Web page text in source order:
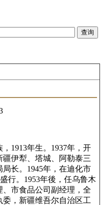
1913年生。1937年，开
疆伊犁、塔城、阿勒泰三
长。1945年，在迪化市
行。1953年後，任乌鲁木
市食品公司副经理，全
委，新疆维吾尔自治区工